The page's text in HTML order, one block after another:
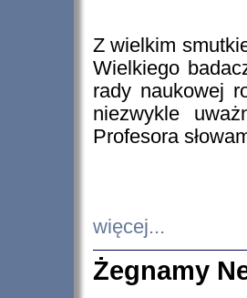
Z wielkim
Wielkiego
rady naukowej
niezwykle
Profesora
więcej...
Żegnamy